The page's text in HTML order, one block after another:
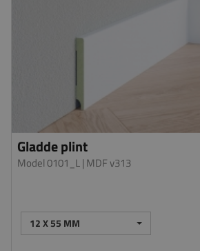
Gladde plint
Model 0101_L| MDF v313
12 X 55 MM